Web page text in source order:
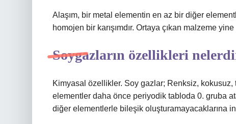
Alaşım, bir metal elementin en az bir diğer
homojen bir karışımdır. Ortaya çıkan malzeme
Soygazların özellikleri
Kimyasal özellikler. Soy gazlar; Renksiz, kokusuz,
elementler daha önce periyodik tabloda 0. gruba
diğer elementlerle bileşik oluşturamayacaklarına